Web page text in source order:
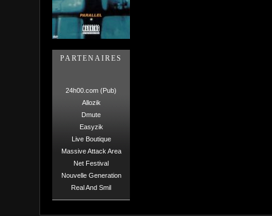
PARTENAIRES
24h00.com (Pub)
Allozik
Dmute
Easyzik
Live Boutique
Massive Attack Area
Net Festival
Nouvelle Generation
Real And Smil